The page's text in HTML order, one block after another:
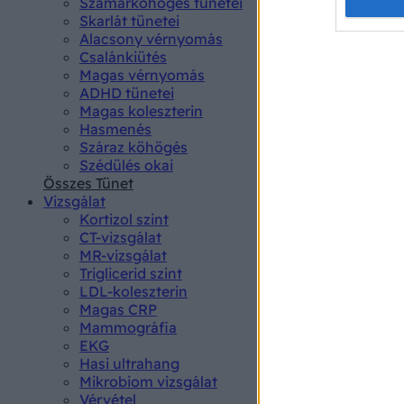
Skarlát tünetei
Alacsony vérnyomás
Csalánkiütés
Magas vérnyomás
ADHD tünetei
Magas koleszterin
Hasmenés
Száraz köhögés
Szédülés okai
Összes Tünet
Vizsgálat
Kortizol szint
CT-vizsgálat
MR-vizsgálat
Triglicerid szint
LDL-koleszterin
Magas CRP
Mammográfia
EKG
Hasi ultrahang
Mikrobiom vizsgálat
Vérvétel